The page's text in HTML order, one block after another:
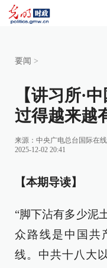
要闻 >
【讲习所·
过得越来越
来源： 中央广电总台国际在线
2025-12-02 20:41
【本期导读】
“脚下沾有多少泥
众路线是中国共
线。中共十八大